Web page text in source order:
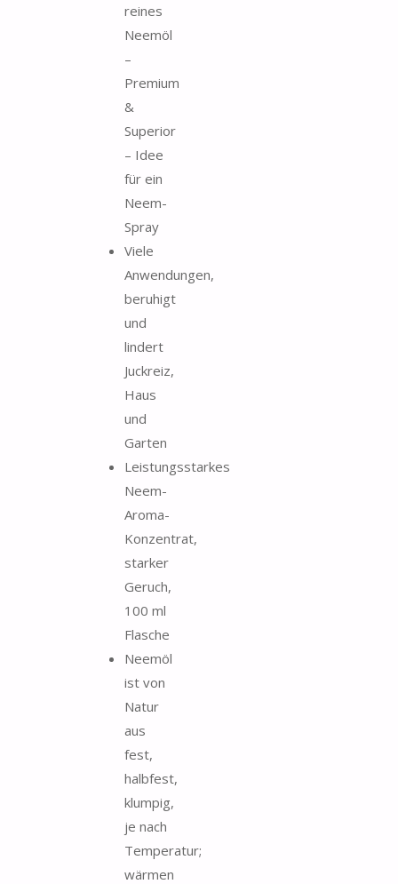
reines
Neemöl
–
Premium
&
Superior
– Idee
für ein
Neem-
Spray
Viele
Anwendungen,
beruhigt
und
lindert
Juckreiz,
Haus
und
Garten
Leistungsstarkes
Neem-
Aroma-
Konzentrat,
starker
Geruch,
100 ml
Flasche
Neemöl
ist von
Natur
aus
fest,
halbfest,
klumpig,
je nach
Temperatur;
wärmen